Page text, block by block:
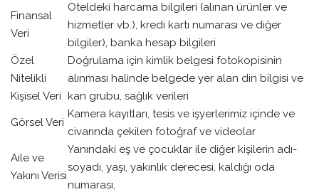
Finansal
Veri
Oteldeki harcama bilgileri (alınan ürünler ve
hizmetler vb.), kredi kartı numarası ve diğer
bilgiler), banka hesap bilgileri
Özel
Nitelikli
Kişisel Veri
Doğrulama için kimlik belgesi fotokopisinin
alınması halinde belgede yer alan din bilgisi ve
kan grubu, sağlık verileri
Görsel Veri
Kamera kayıtları, tesis ve işyerlerimiz içinde ve
civarında çekilen fotoğraf ve videolar
Aile ve
Yakını Verisi
Yanındaki eş ve çocuklar ile diğer kişilerin adı-
soyadı, yaşı, yakınlık derecesi, kaldığı oda
numarası,